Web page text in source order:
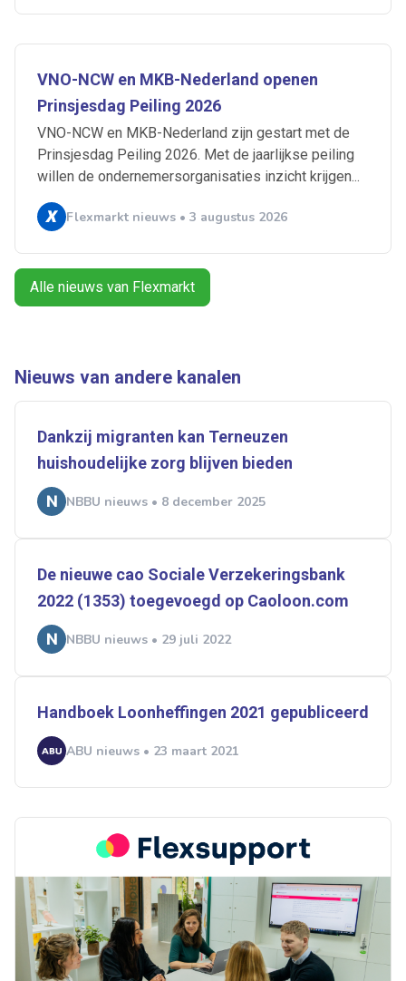
VNO-NCW en MKB-Nederland openen
Prinsjesdag Peiling 2026
VNO-NCW en MKB-Nederland zijn gestart met de
Prinsjesdag Peiling 2026. Met de jaarlijkse peiling
willen de ondernemersorganisaties inzicht krijgen...
Flexmarkt nieuws • 3 augustus 2026
Alle nieuws van Flexmarkt
Nieuws van andere kanalen
Dankzij migranten kan Terneuzen
huishoudelijke zorg blijven bieden
NBBU nieuws • 8 december 2025
De nieuwe cao Sociale Verzekeringsbank
2022 (1353) toegevoegd op Caoloon.com
NBBU nieuws • 29 juli 2022
Handboek Loonheffingen 2021 gepubliceerd
ABU nieuws • 23 maart 2021
Alerts ontvangen
Alles Ingezonden ABU
Bureau Cicero
Doorzaam
Flexmarkt Flexnieuws
NBBU
ZiPconomy